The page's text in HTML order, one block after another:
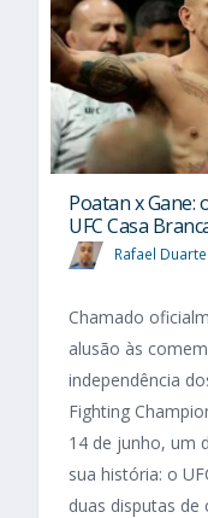
Poatan x Gane:
UFC Casa
Rafael Duarte
Chamado
alusão às
independência
Fighting
14 de junho, um
sua história: o
duas disputas